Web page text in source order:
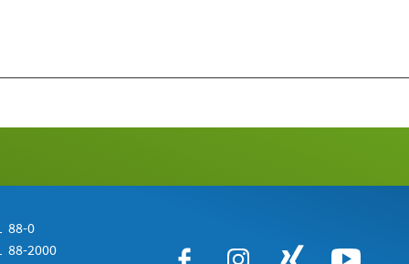
88-0
88-2000